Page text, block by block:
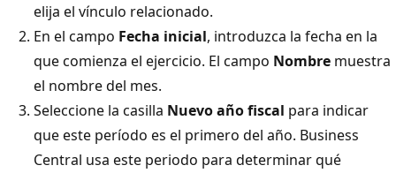
elija el vínculo relacionado.
En el campo Fecha inicial, introduzca la fecha en la
que comienza el ejercicio. El campo Nombre muestra
el nombre del mes.
Seleccione la casilla Nuevo año fiscal para indicar
que este período es el primero del año. Business
Central usa este periodo para determinar qué